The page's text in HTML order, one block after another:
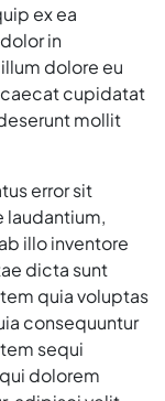
ex ea
in
dolore eu
cupidatat
mollit
error sit
illo inventore
dicta sunt
quia voluptas
consequuntur
sequi
dolorem